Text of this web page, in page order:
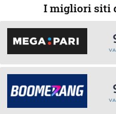
I migliori siti